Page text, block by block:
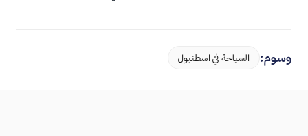
وسوم: السياحة في اسطنبول